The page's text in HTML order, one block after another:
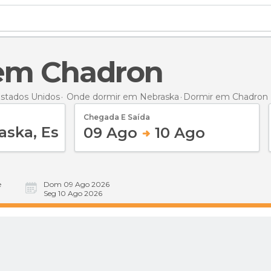
Chadron
Unidos Onde dormir em Nebraska Dormir em Chadron
Chegada E Saída
09 Ago 10 Ago
Dom 09 Ago 2026
Seg 10 Ago 2026